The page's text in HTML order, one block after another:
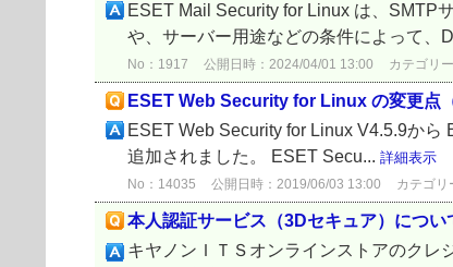
ESET Mail Security for Linux は、SMTP
や、サーバー用途などの条件によって、
No：1917 公開日時：2024/04/01 13:00 カテゴリー
ESET Web Security for Linux の変更点
ESET Web Security for Linux V4.5.9か
追加されました。 ESET Secu... 詳細表示
No：14035 公開日時：2019/06/03 13:00 カテゴリ
本人認証サービス（3Dセキュア）につい
キヤノンＩＴＳオンラインストアのクレ